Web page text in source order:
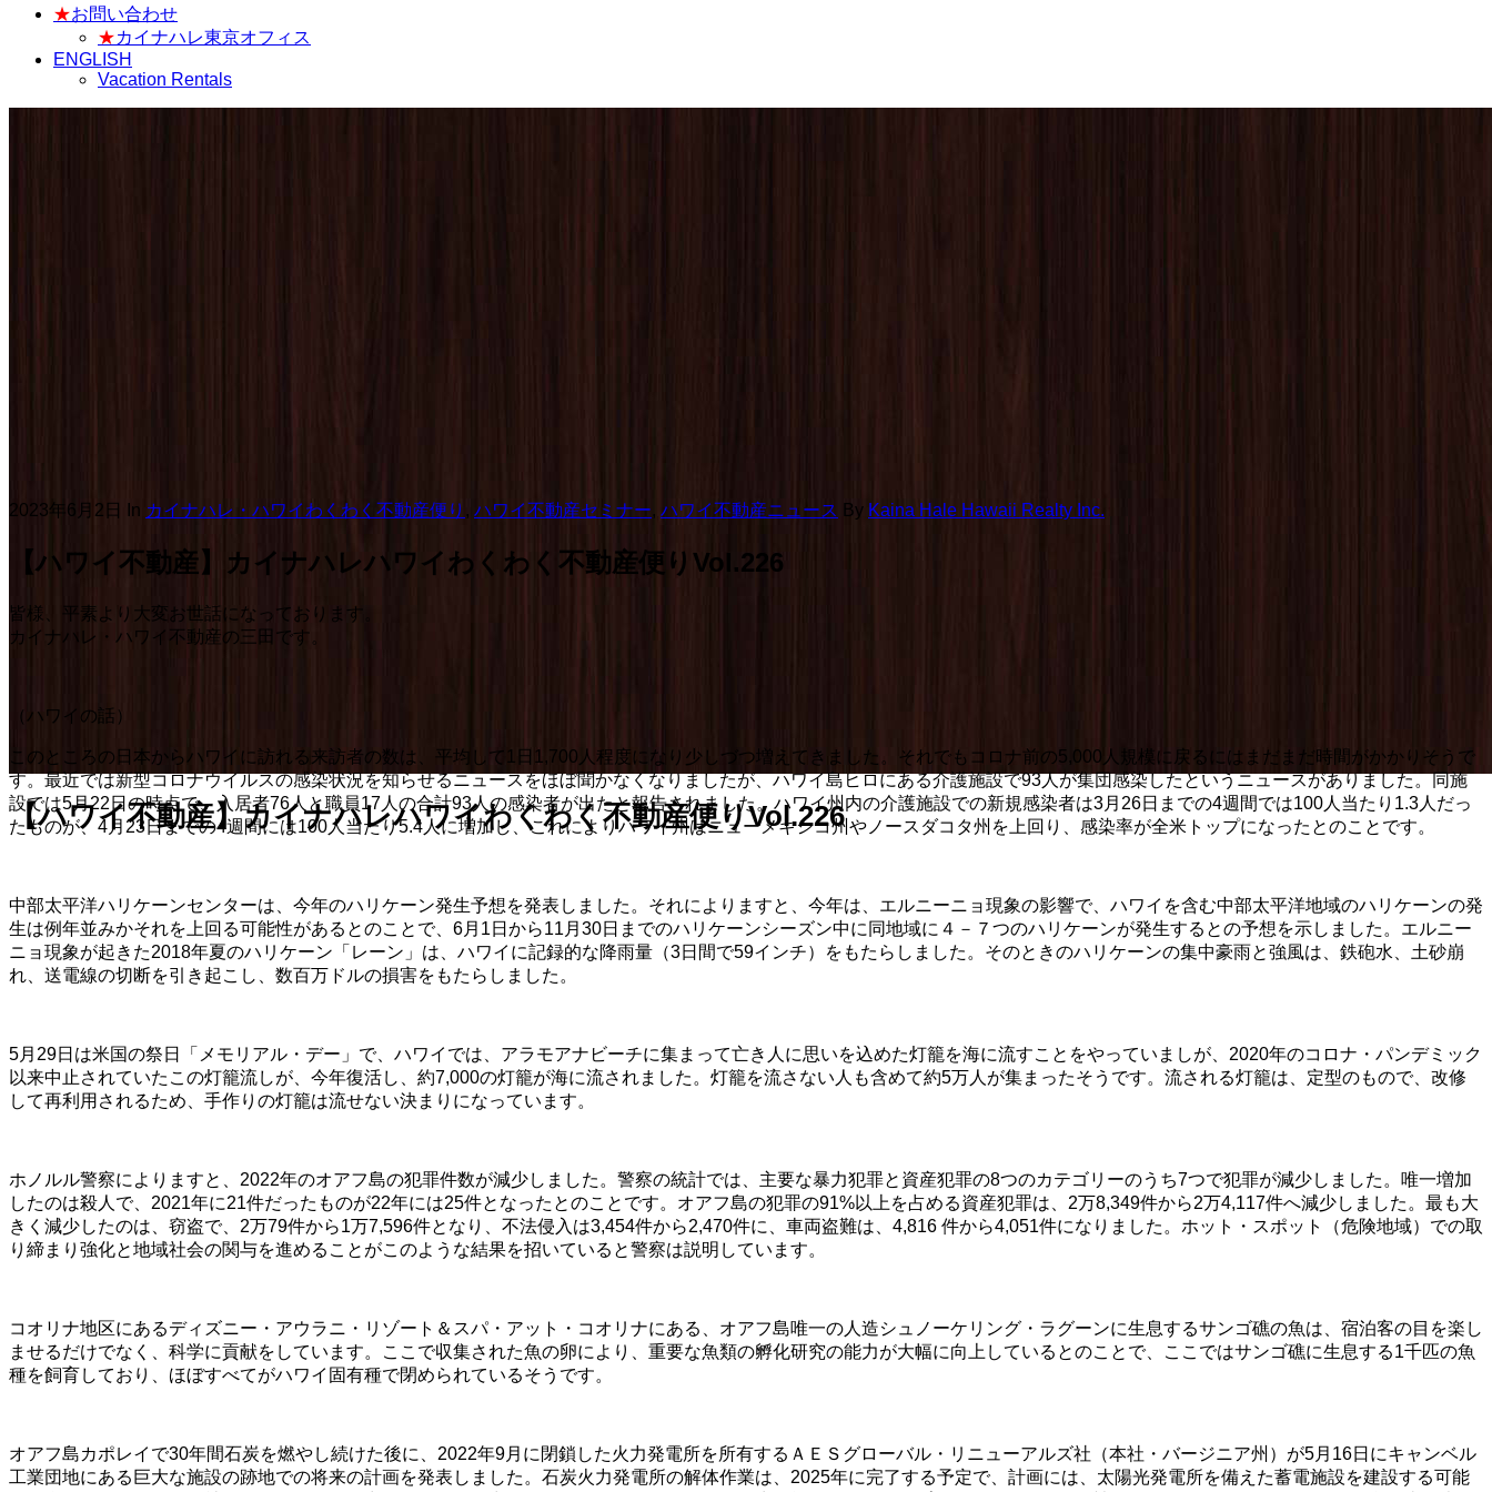
★お問い合わせ
★カイナハレ東京オフィス
ENGLISH
Vacation Rentals
【ハワイ不動産】カイナハレハワイわくわく不動産便りVol.226
2023年6月2日 In カイナハレ・ハワイわくわく不動産便り , ハワイ不動産セミナー, ハワイ不動産ニュース By Kaina Hale Hawaii Realty Inc.
【ハワイ不動産】カイナハレハワイわくわく不動産便りVol.226
皆様、平素より大変お世話になっております。
カイナハレ・ハワイ不動産の三田です。
（ハワイの話）
このところの日本からハワイに訪れる来訪者の数は、平均して1日1,700人程度になり少しづつ増えてきました。それでもコロナ前の5,000人規模に戻るにはまだまだ時間がかかりそうで
す。最近では新型コロナウイルスの感染状況を知らせるニュースをほぼ聞かなくなりましたが、ハワイ島ヒロにある介護施設で93人が集団感染したというニュースがありました。同施
設では5月22日の時点で、入居者76人と職員17人の合計93人の感染者が出たと報告されました。ハワイ州内の介護施設での新規感染者は3月26日までの4週間では100人当たり1.3人だっ
たものが、4月23日までの4週間には100人当たり5.4人に増加し、これによりハワイ州はニューメキシコ州やノースダコタ州を上回り、感染率が全米トップになったとのことです。
中部太平洋ハリケーンセンターは、今年のハリケーン発生予想を発表しました。それによりますと、今年は、エルニーニョ現象の影響で、ハワイを含む中部太平洋地域のハリケーンの発
生は例年並みかそれを上回る可能性があるとのことで、6月1日から11月30日までのハリケーンシーズン中に同地域に４－７つのハリケーンが発生するとの予想を示しました。エルニー
ニョ現象が起きた2018年夏のハリケーン「レーン」は、ハワイに記録的な降雨量（3日間で59インチ）をもたらしました。そのときのハリケーンの集中豪雨と強風は、鉄砲水、土砂崩
れ、送電線の切断を引き起こし、数百万ドルの損害をもたらしました。
5月29日は米国の祭日「メモリアル・デー」で、ハワイでは、アラモアナビーチに集まって亡き人に思いを込めた灯籠を海に流すことをやっていましが、2020年のコロナ・パンデミック
以来中止されていたこの灯籠流しが、今年復活し、約7,000の灯籠が海に流されました。灯籠を流さない人も含めて約5万人が集まったそうです。流される灯籠は、定型のもので、改修
して再利用されるため、手作りの灯籠は流せない決まりになっています。
ホノルル警察によりますと、2022年のオアフ島の犯罪件数が減少しました。警察の統計では、主要な暴力犯罪と資産犯罪の8つのカテゴリーのうち7つで犯罪が減少しました。唯一増加
したのは殺人で、2021年に21件だったものが22年には25件となったとのことです。オアフ島の犯罪の91%以上を占める資産犯罪は、2万8,349件から2万4,117件へ減少しました。最も大
きく減少したのは、窃盗で、2万79件から1万7,596件となり、不法侵入は3,454件から2,470件に、車両盗難は、4,816 件から4,051件になりました。ホット・スポット（危険地域）での取
り締まり強化と地域社会の関与を進めることがこのような結果を招いていると警察は説明しています。
コオリナ地区にあるディズニー・アウラニ・リゾート＆スパ・アット・コオリナにある、オアフ島唯一の人造シュノーケリング・ラグーンに生息するサンゴ礁の魚は、宿泊客の目を楽し
ませるだけでなく、科学に貢献をしています。ここで収集された魚の卵により、重要な魚類の孵化研究の能力が大幅に向上しているとのことで、ここではサンゴ礁に生息する1千匹の魚
種を飼育しており、ほぼすべてがハワイ固有種で閉められているそうです。
オアフ島カポレイで30年間石炭を燃やし続けた後に、2022年9月に閉鎖した火力発電所を所有するＡＥＳグローバル・リニューアルズ社（本社・バージニア州）が5月16日にキャンベル
工業団地にある巨大な施設の跡地での将来の計画を発表しました。石炭火力発電所の解体作業は、2025年に完了する予定で、計画には、太陽光発電所を備えた蓄電施設を建設する可能